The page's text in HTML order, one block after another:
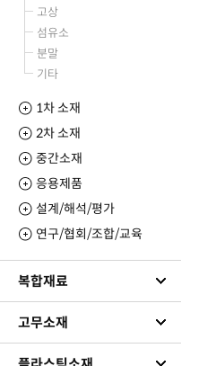
고상
섬유소
분말
기타
1차 소재
2차 소재
중간소재
응용제품
설계/해석/평가
연구/협회/조합/교육
복합재료
고무소재